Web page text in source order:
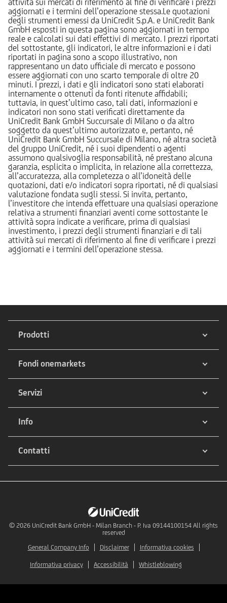
aggiornati e i termini dell’operazione stessa.Le quotazioni
degli strumenti emessi da UniCredit S.p.A. e UniCredit Bank
GmbH esposti in questa pagina sono aggiornati in tempo
reale e calcolati sui dati effettivi di mercato. I prezzi riportati
del sottostante, gli indicatori, le altre informazioni e i dati
riportati in pagina sono a scopo illustrativo, non
rappresentano un dato ufficiale di mercato e possono
essere aggiornati con uno scarto temporale di oltre 20
minuti. I prezzi, i dati e gli indicatori sono stati elaborati
internamente o ottenuti da fonti ritenute affidabili;
tuttavia, in quest’ultimo caso, tali dati, informazioni e
indicatori non sono stati verificati direttamente da
UniCredit Bank GmbH Succursale di Milano o da altro
soggetto da quest’ultimo autorizzato e, pertanto, né
UniCredit Bank GmbH Succursale di Milano, né altra società
del gruppo UniCredit, né i suoi dipendenti o agenti
assumono qualsivoglia responsabilità, né prestano alcuna
garanzia, esplicita o implicita, in relazione alla correttezza,
all’accuratezza, alla completezza o all’idoneità delle
quotazioni, dati e/o indicatori sopra riportati, né di qualsiasi
valutazione fondata sugli stessi. Si invita, pertanto,
l’investitore che intenda effettuare una qualsiasi operazione
relativa a strumenti finanziari aventi come sottostante le
attività sopra indicate a verificare, prima di qualsiasi
investimento, i prezzi degli strumenti finanziari e di tali
attività sui mercati di riferimento al fine di verificare i prezzi
aggiornati e i termini dell’operazione stessa.
Prodotti
Fondi onemarkets
Servizi
Info
Contatti
© 2026 UniCredit Bank GmbH - Milan Branch - P. Iva 09144100154 All rights
reserved
General Company Info
Disclaimer Informativa cookies
Informativa privacy Accessibilità Whistleblowing